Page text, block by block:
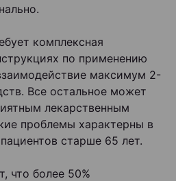
комплексная
по применению
максимум 2-
Все остальное может
лекарственным
проблемы характерны в
старше 65 лет.
что более 50%